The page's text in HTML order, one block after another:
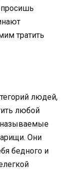
тратить
людей,
любой
называемые
Они
бедного и